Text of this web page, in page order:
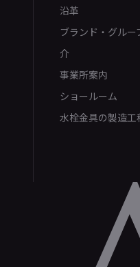
沿革
ブランド・グルー
介
事業所案内
ショールーム
水栓金具の製造工